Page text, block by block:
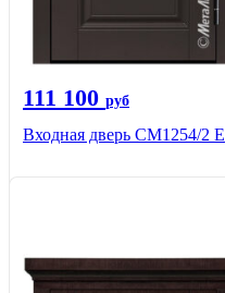
111 100 руб
Входная дверь СМ1254/2 E